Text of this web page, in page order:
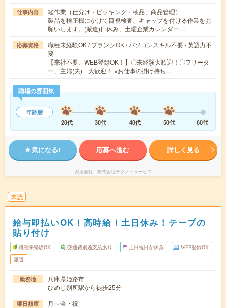
仕事内容
軽作業（仕分け・ピッキング・検品、商品管理）
製品を検圧機にかけて目視検査、キャップを付ける作業をお
願いします。(派遣)日休み、土曜企業カレンダー…
応募資格
職種未経験OK / ブランクOK / パソコンスキル不要 / 英語力不
要
【来社不要、WEB登録OK！】〇未経験大歓迎！〇フリータ
ー、主婦(夫) 大歓迎！ ※お仕事の掛け持ち…
職場の雰囲気
年齢層
20代
30代 40代 50代 60代
気になる! 応募へ進む 詳しく見る
派遣会社 株式会社テクノ・サービス
未読
給与即払いOK！高時給！土日休み！テープの
貼り付け
職種未経験OK 交通費別途支給あり 土日祝日が休み WEB登録OK
派遣
勤務地
兵庫県姫路市
ひめじ別所駅から徒歩25分
曜日頻度 月～金・祝